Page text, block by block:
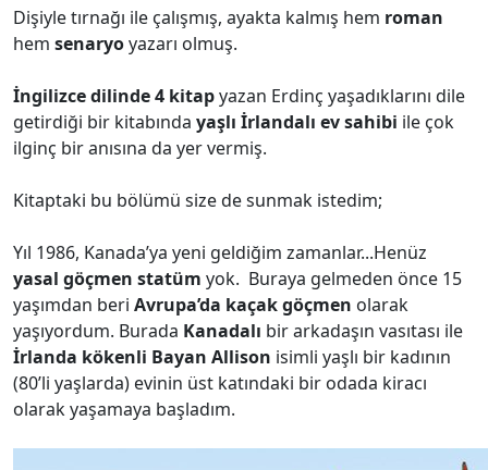
Dişiyle tırnağı ile çalışmış, ayakta kalmış hem roman
hem senaryoyazarı olmuş.
İngilizce dilinde 4 kitapyazan Erdinç yaşadıklarını dile
getirdiği bir kitabında yaşlı İrlandalı ev sahibi ile çok
ilginç bir anısına da yer vermiş.
Kitaptaki bu bölümü size de sunmak istedim;
Yıl 1986, Kanada’ya yeni geldiğim zamanlar...Henüz
yasal göçmen statüm yok. Buraya gelmeden önce 15
yaşımdan beri Avrupa’da kaçak göçmen olarak
yaşıyordum. Burada Kanadalı bir arkadaşın vasıtası ile
İrlanda kökenli Bayan Allison isimli yaşlı bir kadının
(80’li yaşlarda) evinin üst katındaki bir odada kiracı
olarak yaşamaya başladım.